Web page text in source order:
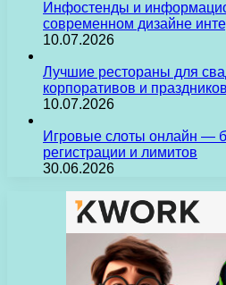
Инфостенды и
современном дизайне
10.07.2026
Лучшие рестораны для
корпоративов и праздников
10.07.2026
Игровые слоты онлайн —
регистрации и лимитов
30.06.2026